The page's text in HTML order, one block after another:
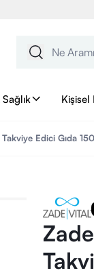
Kişisel
Edici Gıda